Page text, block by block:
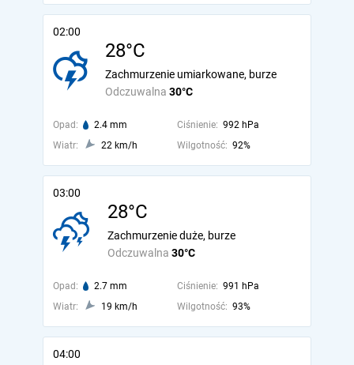
02:00
28°C
Odczuwalna 30°C
Zachmurzenie umiarkowane, burze
Opad: 2.4 mm Ciśnienie: 992 hPa
Wiatr:
22 km/h Wilgotność: 92%
03:00
28°C
Odczuwalna 30°C
Zachmurzenie duże, burze
Opad: 2.7 mm Ciśnienie: 991 hPa
Wiatr:
19 km/h Wilgotność: 93%
04:00